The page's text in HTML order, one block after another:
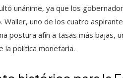
unánime, ya que los
Waller, uno de los cuatro
postura afín a tasas más bajas,
la política monetaria.